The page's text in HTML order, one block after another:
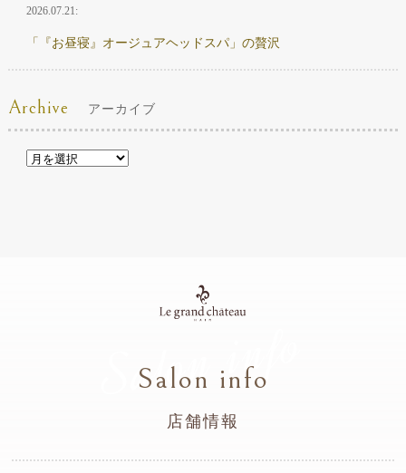
2026.07.21:
「『お昼寝』オージュアヘッドスパ」の贅沢
Archive アーカイブ
Salon info
Salon info
店舗情報